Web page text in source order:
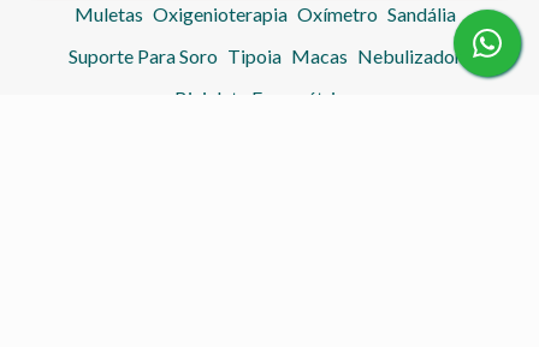
Muletas Oxigenioterapia Oxímetro Sandália
Suporte Para Soro Tipoia Macas Nebulizador
Bicicleta Ergométrica